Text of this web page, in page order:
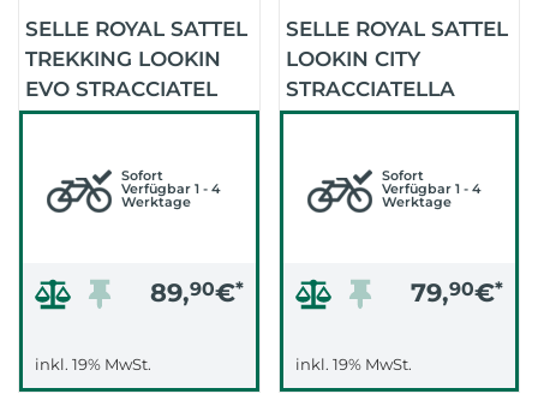
SELLE ROYAL SATTEL
TREKKING LOOKIN
EVO STRACCIATEL
Sofort
Verfügbar 1 - 4
Werktage
89,90€*
inkl. 19% MwSt.
SELLE ROYAL SATTEL
LOOKIN CITY
STRACCIATELLA
(SCHWARZ)
Sofort
Verfügbar 1 - 4
Werktage
79,90€*
inkl. 19% MwSt.